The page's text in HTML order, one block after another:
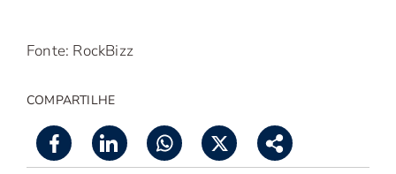
Fonte: RockBizz
COMPARTILHE